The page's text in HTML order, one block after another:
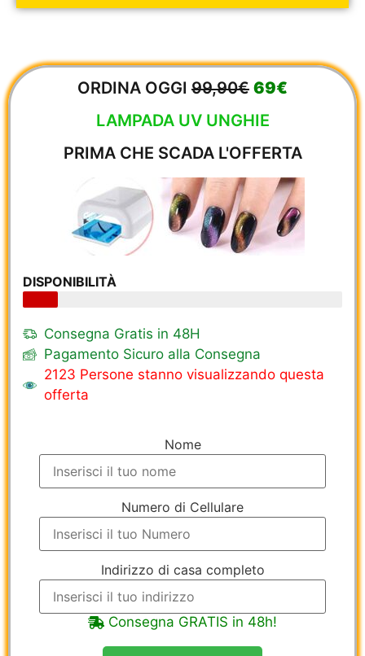
ORDINA OGGI 99,90€ 69€
LAMPADA UV UNGHIE
PRIMA CHE SCADA L'OFFERTA
DISPONIBILITÀ
Consegna Gratis in 48H
Pagamento Sicuro alla Consegna
2123 Persone stanno visualizzando questa
offerta
Nome
Numero di Cellulare
Indirizzo di casa completo
Consegna GRATIS in 48h!